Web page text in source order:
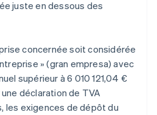
juste en dessous des
concernée soit considérée
» (gran empresa) avec
supérieur à 6 010 121,04 €
déclaration de TVA
les exigences de dépôt du